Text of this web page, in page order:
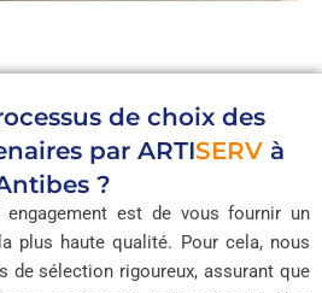
de choix des
par ARTISERV à
?
engagement est de vous fournir un
plus haute qualité. Pour cela, nous
de sélection rigoureux, assurant que